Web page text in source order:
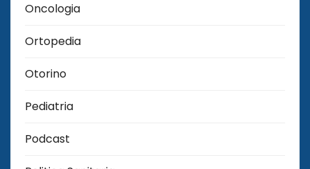
Oncologia
Ortopedia
Otorino
Pediatria
Podcast